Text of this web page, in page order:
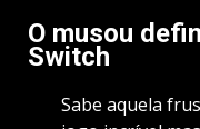
O musou
Switch
Sabe aquela